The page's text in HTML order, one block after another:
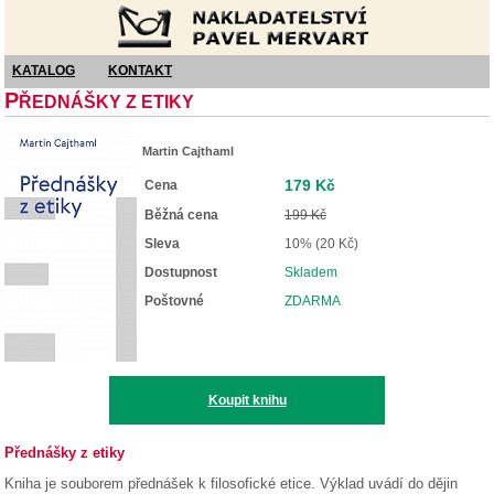
KATALOG KONTAKT
PŘEDNÁŠKY Z ETIKY
Martin Cajthaml
Cena 179 Kč
Běžná cena
199 Kč
Sleva
10% (20 Kč)
Dostupnost
Skladem
Poštovné
ZDARMA
Koupit knihu
Přednášky z etiky
Kniha je souborem přednášek k filosofické etice. Výklad uvádí do dějin